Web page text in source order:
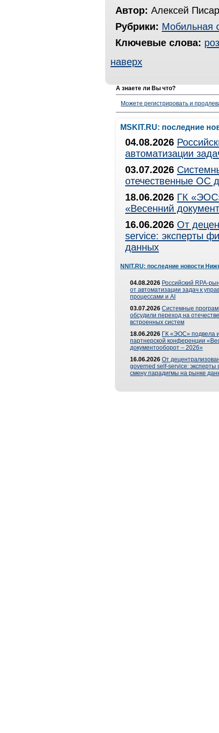
Автор: Алексей
Рубрики: Мобильная
Ключевые слова:
наверх
А знаете ли Вы что?
Можете регистрировать и
MSKIT.RU: последние
04.08.2026
автоматизации
03.07.2026
отечественные ОС
18.06.2026 ГК
«Весенний
16.06.2026 От
service: эксперты
данных
NNIT.RU: последние новости
04.08.2026 Российский RPA-
от автоматизации задач к
процессами и AI
03.07.2026 Системные
обсудили переход на
встроенных систем
18.06.2026 ГК «ЭОС» подвела
партнерской конференции
документооборот – 2026»
16.06.2026 От
governed self-service: эксперты
смену парадигмы на рынке